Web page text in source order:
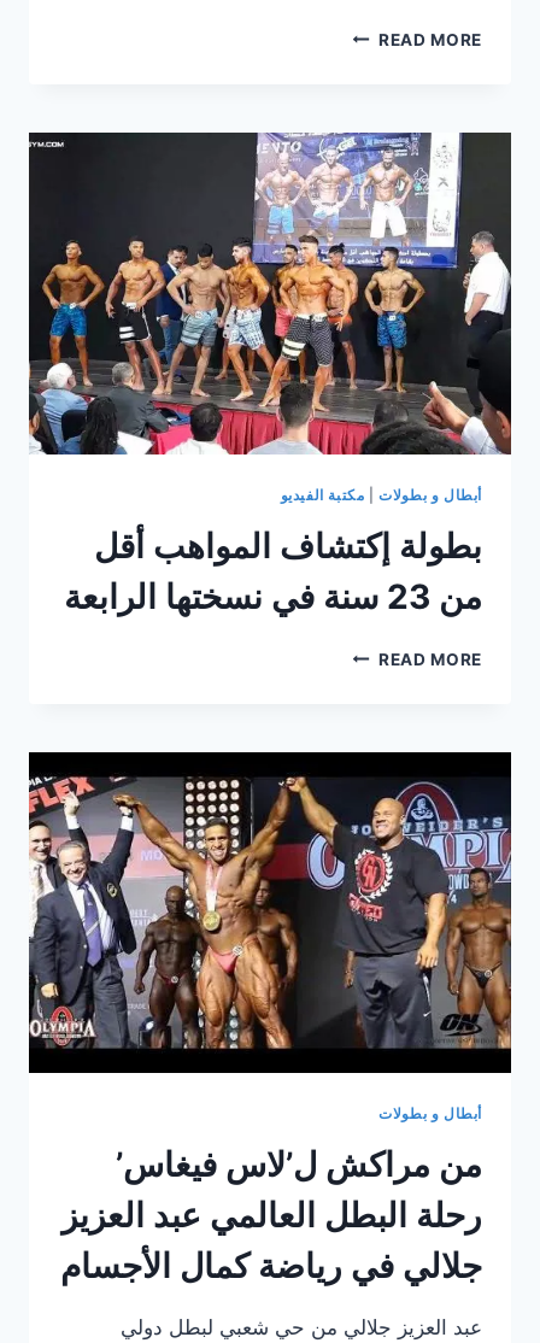
READ MOREطريقة
أسبوع
قبل
بطولة
كمال
الأجسام
أبطال و بطولات| مكتبة الفيديو
بطولة إكتشاف المواهب أقل
من 23 سنة في نسختها الرابعة
READ MOREبطولة
من
23
سنة
في
نسختها
الرابعة
أبطال و بطولات
من مراكش ل’لاس فيغاس’
رحلة البطل العالمي عبد العزيز
جلالي في رياضة كمال الأجسام
عبد العزيز جلالي من حي شعبي لبطل دولي